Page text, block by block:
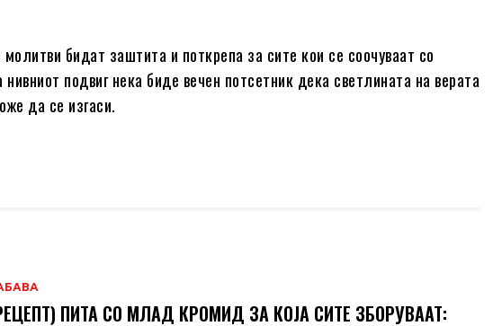
бидат заштита и поткрепа за сите кои се соочуваат со
нивниот подвиг нека биде вечен потсетник дека светлината на верата
да се изгаси.
ПИТА СО МЛАД КРОМИД ЗА КОЈА СИТЕ ЗБОРУВААТ: